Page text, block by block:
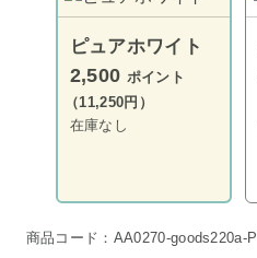
ピュアホワイト
2,500 ポイント
（11,250円）
在庫なし
商品コード：AA0270-goods220a-P